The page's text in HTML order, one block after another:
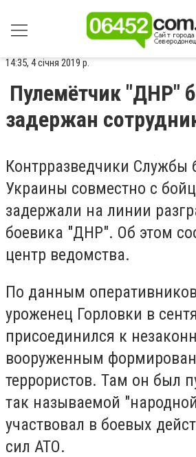
14:35, 4 січня 2019 р.
Пулемётчик "ДНР"
задержан
Контрразведчики Службы
Украины совместно с
задержали на линии
боевика "ДНР". Об этом
центр ведомства.
По данным
уроженец Горловки в
присоединился к
вооруженным
террористов. Там он был
так называемой
участвовал в боевых
сил АТО.